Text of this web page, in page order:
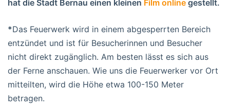
hat die Stadt Bernau einen kleinen Film online gestellt.
*Das Feuerwerk wird in einem abgesperrten Bereich
entzündet und ist für Besucherinnen und Besucher
nicht direkt zugänglich. Am besten lässt es sich aus
der Ferne anschauen. Wie uns die Feuerwerker vor Ort
mitteilten, wird die Höhe etwa 100-150 Meter
betragen.